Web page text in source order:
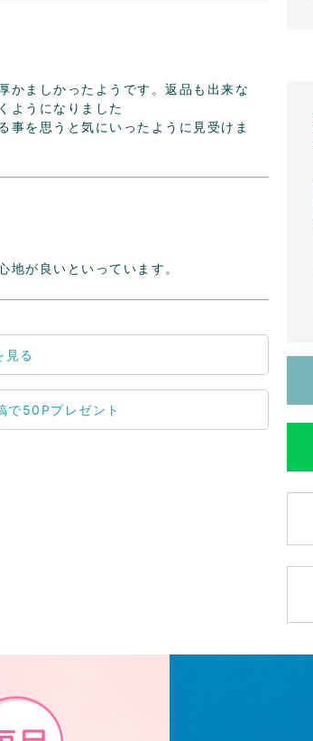
かましかったようです。返品も出来な
ようになりました
事を思うと気にいったように見受けま
が良いといっています。
見る